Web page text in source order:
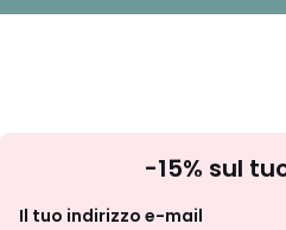
-15% sul
Il tuo indirizzo e-mail